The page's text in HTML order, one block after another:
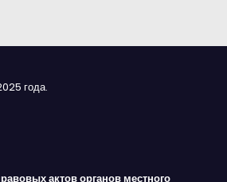
года.
актов органов местного